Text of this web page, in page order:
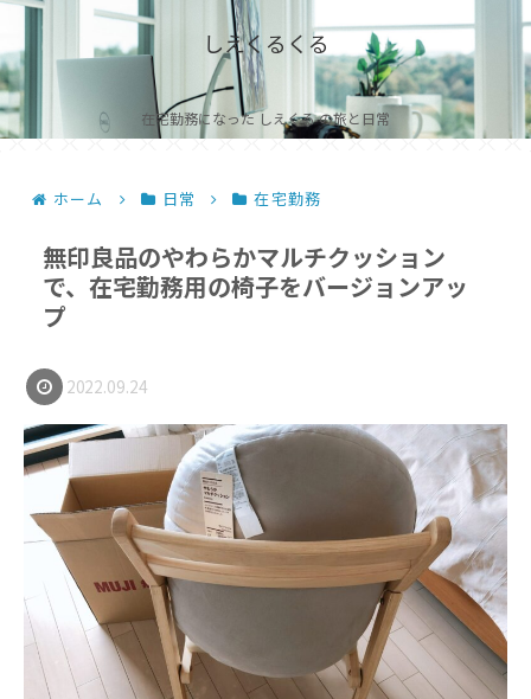
しえくるくる
在宅勤務になった しえくる の旅と日常
ホーム 日常 在宅勤務
無印良品のやわらかマルチクッション
で、在宅勤務用の椅子をバージョンアッ
プ
2022.09.24